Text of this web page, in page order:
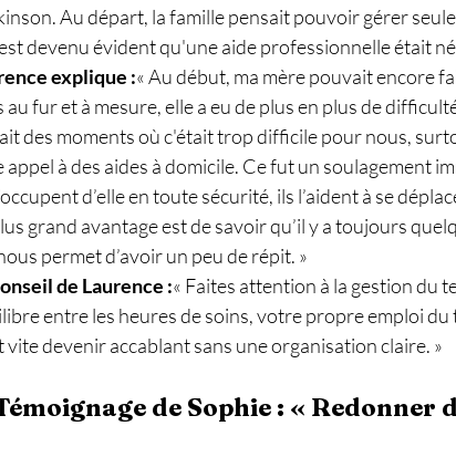
Au départ, la famille pensait pouvoir gérer
devenu évident qu'une aide professionnelle était
explique :« Au début, ma mère pouvait encore
au fur et à mesure, elle a eu de plus en plus de
des moments où c'était trop difficile pour nous,
appel à des aides à domicile. Ce fut un soulagement
d’elle en toute sécurité, ils l’aident à se
grand avantage est de savoir qu’il y a toujours
permet d’avoir un peu de répit. »
de Laurence :« Faites attention à la gestion du
entre les heures de soins, votre propre emploi du
vite devenir accablant sans une organisation claire. »
de Sophie : « Redonner